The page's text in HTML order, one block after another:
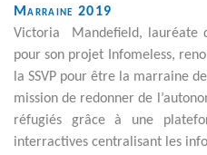
Marraine 2019
Victoria Mandefield, lauréate
pour son projet Infomeless,
la SSVP pour être la marraine
mission de redonner de
réfugiés grâce à une
interractives centralisant les